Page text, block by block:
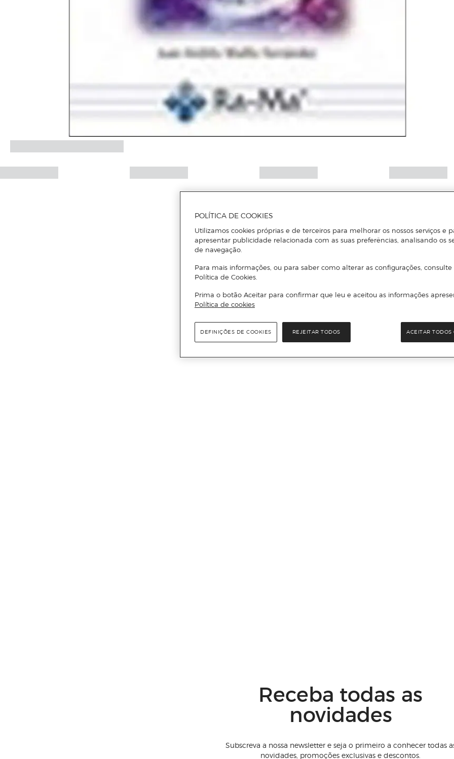
Receba todas as
novidades
Subscreva a nossa newsletter e seja o primeiro a conhecer todas
novidades, promoções exclusivas e descontos.
POLÍTICA DE COOKIES
Utilizamos cookies próprias e de terceiros para melhorar os nossos serviços e
apresentar publicidade relacionada com as suas preferências, analisando os
de navegação.
Para mais informações, ou para saber como alterar as configurações, consulte
Política de Cookies.
Prima o botão Aceitar para confirmar que leu e aceitou as informações
Política de cookies
REJEITAR TODOS ACEITAR TODOS
DEFINIÇÕES DE COOKIES